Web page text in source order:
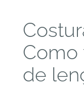
Como
de